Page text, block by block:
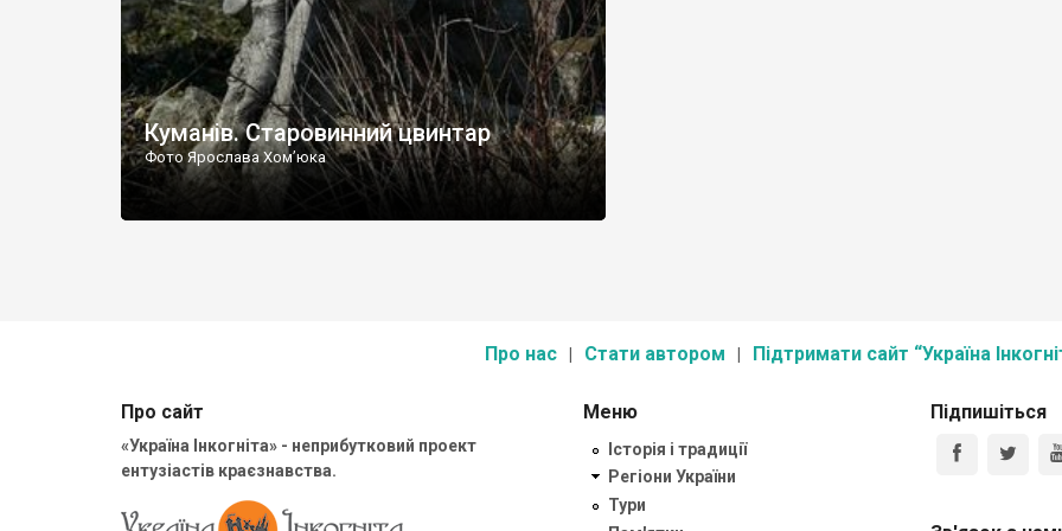
Куманів. Старовинний цвинтар
Фото Ярослава Хом’юка
Про нас Стати автором Підтримати сайт “Україна
Про сайт
«Україна Інкогніта» - неприбутковий проект
ентузіастів краєзнавства.
Меню
Історія і традиції
Регіони України
Тури
Підпишіться